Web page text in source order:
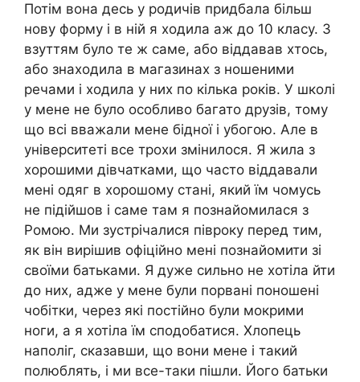
Потім вона десь у родичів придбала більш
нову форму і в ній я ходила аж до 10 класу. З
взуттям було те ж саме, або віддавав хтось,
або знаходила в магазинах з ношеними
речами і ходила у них по кілька років. У школі
у мене не було особливо багато друзів, тому
що всі вважали мене бідної і убогою. Але в
університеті все трохи змінилося. Я жила з
хорошими дівчатками, що часто віддавали
мені одяг в хорошому стані, який їм чомусь
не підійшов і саме там я познайомилася з
Ромою. Ми зустрічалися півроку перед тим,
як він вирішив офіційно мені познайомити зі
своїми батьками. Я дуже сильно не хотіла йти
до них, адже у мене були порвані поношені
чобітки, через які постійно були мокрими
ноги, а я хотіла їм сподобатися. Хлопець
наполіг, сказавши, що вони мене і такий
полюблять, і ми все-таки пішли. Його батьки